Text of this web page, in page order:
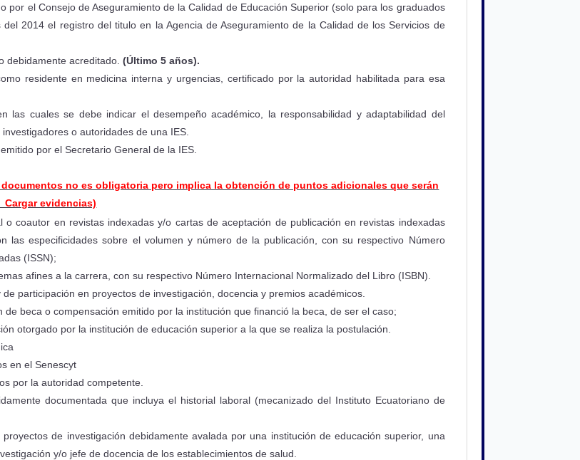
por el Consejo de Aseguramiento de la Calidad de Educación Superior (solo para los graduados
2014 el registro del titulo en la Agencia de Aseguramiento de la Calidad de los Servicios de
debidamente acreditado.(Último 5 años).
residente en medicina interna y urgencias, certificado por la autoridad habilitada para esa
las cuales se debe indicar el desempeño académico, la responsabilidad y adaptabilidad del
o autoridades de una IES.
por el Secretario General de la IES.
no es obligatoria pero implica la obtención de puntos adicionales que serán
evidencias)
o coautor en revistas indexadas y/o cartas de aceptación de publicación en revistas indexadas
las especificidades sobre el volumen y número de la publicación, con su respectivo Número
(ISSN);
afines a la carrera, con su respectivo Número Internacional Normalizado del Libro (ISBN).
participación en proyectos de investigación, docencia y premios académicos.
beca o compensación emitido por la institución que financió la beca, de ser el caso;
otorgado por la institución de educación superior a la que se realiza la postulación.
en el Senescyt
por la autoridad competente.
documentada que incluya el historial laboral (mecanizado del Instituto Ecuatoriano de
de investigación debidamente avalada por una institución de educación superior, una
y/o jefe de docencia de los establecimientos de salud.